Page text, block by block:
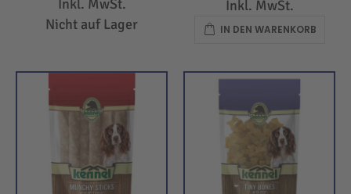
Inkl. MwSt.
Nicht auf Lager
Inkl. MwSt.
IN DEN WARENKORB